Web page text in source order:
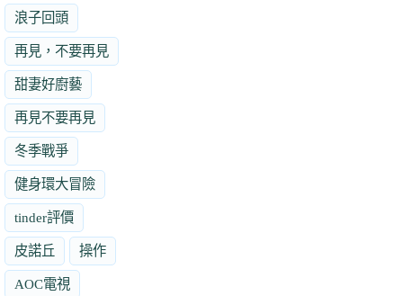
浪子回頭
再見，不要再見
甜妻好廚藝
再見不要再見
冬季戰爭
健身環大冒險
tinder評價
皮諾丘 操作
AOC電視